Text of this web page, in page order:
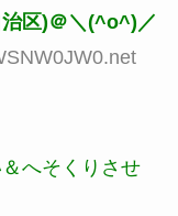
区)＠＼(^o^)／
へそくりさせ